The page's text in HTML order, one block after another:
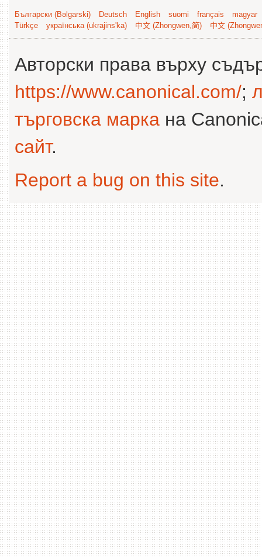
Български (Bəlgarski) Deutsch English suomi français
magyar
Türkçe
українська (ukrajins'ka) 中文 (Zhongwen,简) 中文
Авторски права върху
https://www.canonical.com/;
търговска марка на
сайт.
Report a bug on this site.